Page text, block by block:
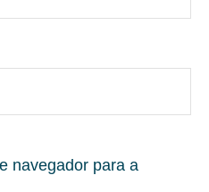
navegador para a